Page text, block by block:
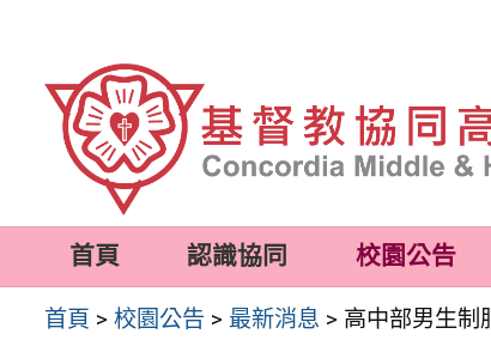
容
首頁 認識協同 校園公告
首頁 >校園公告 > 最新消息 > 高中部男生制